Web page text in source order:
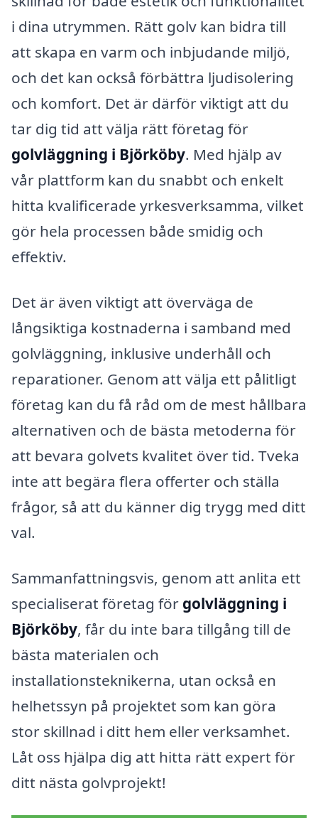
i dina utrymmen. Rätt golv kan bidra till
att skapa en varm och inbjudande miljö,
och det kan också förbättra ljudisolering
och komfort. Det är därför viktigt att du
tar dig tid att välja rätt företag för
golvläggning i Björköby. Med hjälp av
vår plattform kan du snabbt och enkelt
hitta kvalificerade yrkesverksamma, vilket
gör hela processen både smidig och
effektiv.
Det är även viktigt att överväga de
långsiktiga kostnaderna i samband med
golvläggning, inklusive underhåll och
reparationer. Genom att välja ett pålitligt
företag kan du få råd om de mest hållbara
alternativen och de bästa metoderna för
att bevara golvets kvalitet över tid. Tveka
inte att begära flera offerter och ställa
frågor, så att du känner dig trygg med ditt
val.
Sammanfattningsvis, genom att anlita ett
specialiserat företag för golvläggning i
Björköby, får du inte bara tillgång till de
bästa materialen och
installationsteknikerna, utan också en
helhetssyn på projektet som kan göra
stor skillnad i ditt hem eller verksamhet.
Låt oss hjälpa dig att hitta rätt expert för
ditt nästa golvprojekt!